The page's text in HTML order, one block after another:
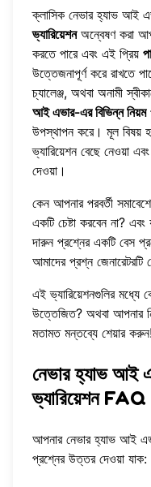
ক্লাসিক নেভার হ্যাভ আই
ভ্যারিয়েশনঅন্বেষণ করা
করতে পারে এবং এই প্রিয়
উত্তেজনাপূর্ণ করে রাখতে
চ্যালেঞ্জ, অথবা অনামী
আই এভার-এর বিভিন্ন নিয়ম
উপস্থাপন করে। মূল বিষয়
ভ্যারিয়েশন বেছে নেওয়া
দেওয়া।
কেন আপনার পরবর্তী
একটি চেষ্টা করবেন না?
দারুন প্রশ্নের একটি বেস
আমাদের প্রশ্ন জেনারেটরটি
এই ভ্যারিয়েশনগুলির মধ্যে
উত্তেজিত? অথবা আপনার
মতামত মন্তব্যে শেয়ার করুন!
নেভার হ্যাভ আই
ভ্যারিয়েশন FAQ
আপনার নেভার হ্যাভ আই
প্রশ্নের উত্তর দেওয়া যাক: